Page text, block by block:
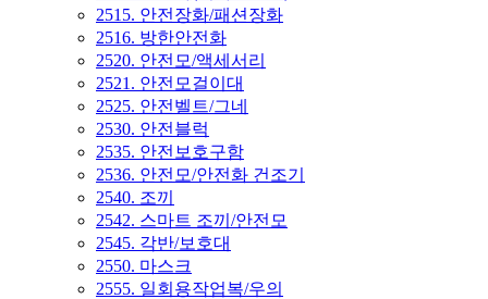
2515. 안전장화/패션장화
2516. 방한안전화
2520. 안전모/액세서리
2521. 안전모걸이대
2525. 안전벨트/그네
2530. 안전블럭
2535. 안전보호구함
2536. 안전모/안전화 건조기
2540. 조끼
2542. 스마트 조끼/안전모
2545. 각반/보호대
2550. 마스크
2555. 일회용작업복/우의